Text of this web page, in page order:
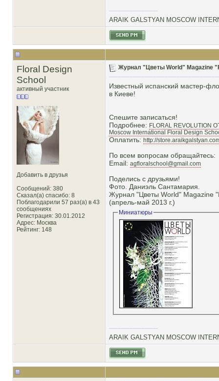
ARAIK GALSTYAN MOSCOW
Floral Design
School
активный участник
Добавить в друзья
Сообщений: 380
Сказал(а) спасибо: 8
Поблагодарили 57 раз(а) в 43
сообщениях
Регистрация: 30.01.2012
Адрес: Москва
Рейтинг: 148
Журнал "Цветы World" Magazine
Известный испанский мастер-
в Киеве!
Спешите записаться!
Подробнее: FLORAL
Moscow International Floral Design
Оплатить: http://
По всем вопросам обращайтесь:
Email: agfloralschool@gmail.com
Поделись с друзьями!
Фото. Даниэль Сантамария.
Журнал "Цветы World" Magazine
(апрель-май 2013 г.)
Миниатюры
ARAIK GALSTYAN MOSCOW